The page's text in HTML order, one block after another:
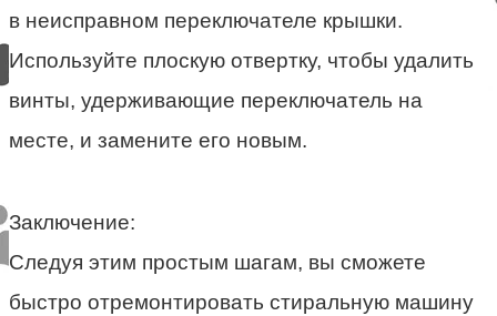
в неисправном переключателе крышки.
Используйте плоскую отвертку, чтобы удалить
винты, удерживающие переключатель на
месте, и замените его новым.
Заключение:
Следуя этим простым шагам, вы сможете
быстро отремонтировать стиральную машину